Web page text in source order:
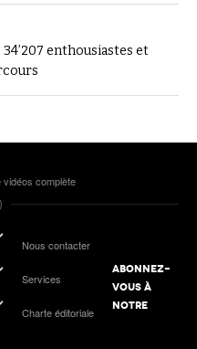
34’207 enthousiastes et
vidéos complète
Nous contacter
Services
Charte éditoriale
ABONNEZ-
VOUS À
NOTRE